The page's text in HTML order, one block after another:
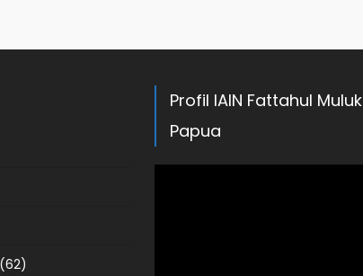
(62)
Profil IAIN Fattahul Muluk
Papua